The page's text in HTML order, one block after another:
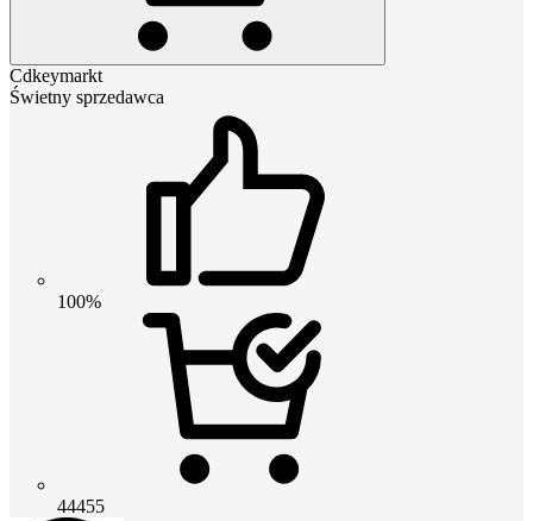
Cdkeymarkt
Świetny sprzedawca
100%
44455